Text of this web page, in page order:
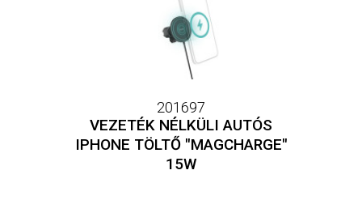
201697
VEZETÉK NÉLKÜLI AUTÓS
IPHONE TÖLTŐ "MAGCHARGE"
15W